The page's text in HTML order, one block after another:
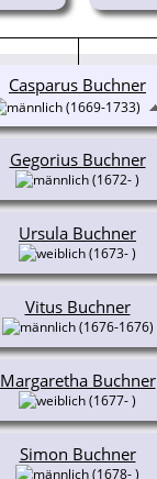
Gegorius Buchner
(1672- )
Ursula Buchner
(1673- )
Vitus Buchner
(1676-1676)
Margaretha Buchner
(1677- )
Simon Buchner
(1678- )
Casparus Buchner
(1669-1733)